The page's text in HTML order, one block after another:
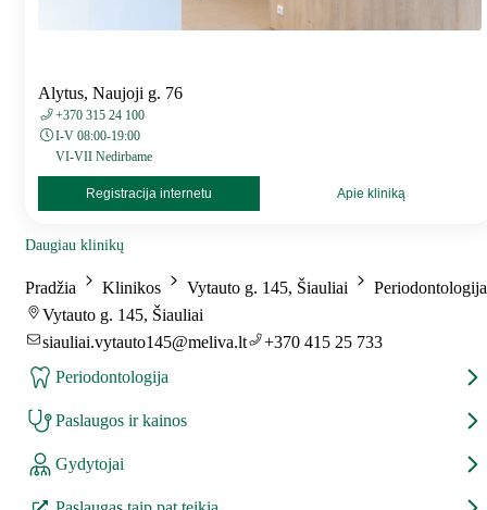
Alytus, Naujoji g. 76
+370 315 24 100
I-V 08:00-19:00
VI-VII Nedirbame
Registracija internetu Apie kliniką
Daugiau klinikų
Pradžia Klinikos Vytauto g. 145, Šiauliai
Periodontologija
Vytauto g. 145, Šiauliai
siauliai.vytauto145@meliva.lt
+370 415 25 733
Periodontologija
Paslaugos ir kainos
Gydytojai